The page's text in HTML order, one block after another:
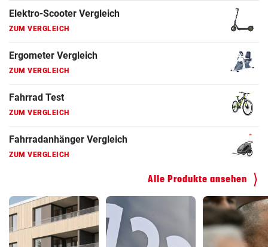
Fahrradanhänger Vergleich
ZUM VERGLEICH
Faszienrolle Vergleich
ZUM VERGLEICH
Hoverboard Vergleich
ZUM VERGLEICH
Kinderfahrrad Vergleich
ZUM VERGLEICH
Alle Produkte ansehen